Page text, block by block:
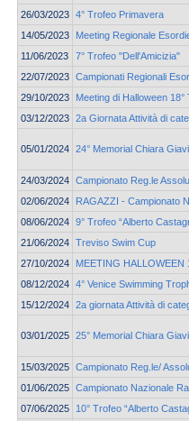
26/03/2023 4° Trofeo Primavera
14/05/2023
Meeting Regionale
11/06/2023
7° Trofeo "Dell'Amicizia"
22/07/2023 Campionati Regionali
29/10/2023
Meeting di Halloween
03/12/2023 2a Giornata Attività di
05/01/2024 24° Memorial Chiara
24/03/2024 Campionato Reg.le
02/06/2024
RAGAZZI - Campionato
08/06/2024 9° Trofeo “Alberto
21/06/2024 Treviso Swim Cup
27/10/2024
MEETING HALLOWEEN
08/12/2024 4° Venice Swimming
15/12/2024 2a giornata Attività di
03/01/2025 25° Memorial Chiara
15/03/2025 Campionato Reg.le/
01/06/2025 Campionato Nazionale
07/06/2025
10° Trofeo “Alberto